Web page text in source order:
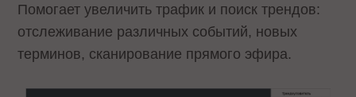
Помогает увеличить трафик и поиск трендов:
отслеживание различных событий, новых
терминов, сканирование прямого эфира.